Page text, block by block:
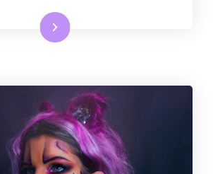
Lire la suite